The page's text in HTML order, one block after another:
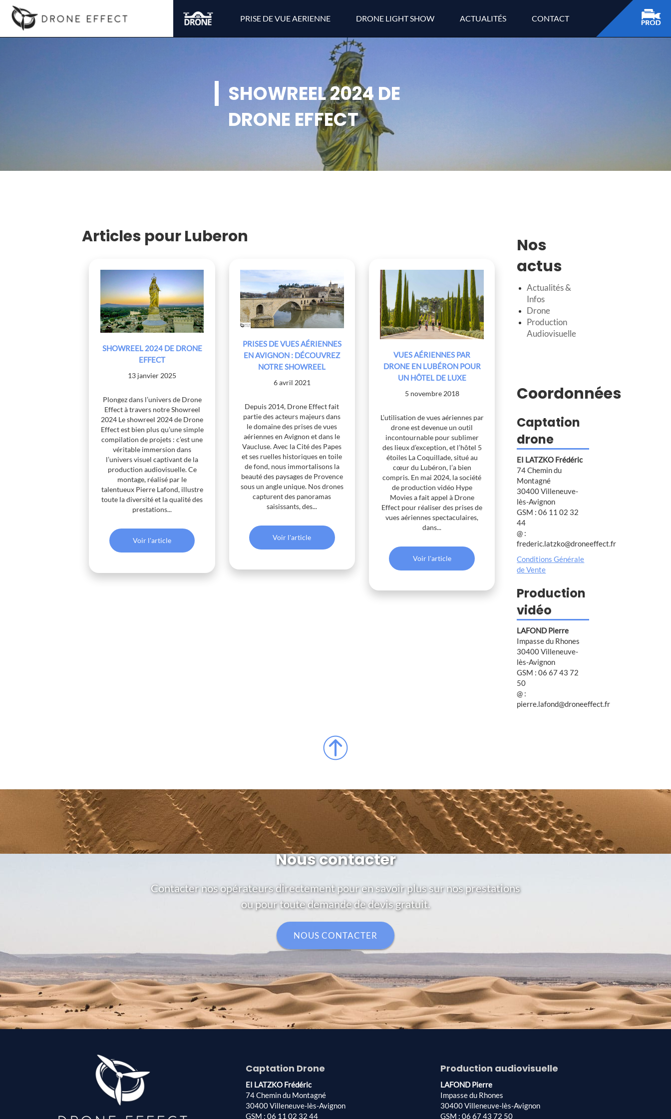
PRISE DE VUE AERIENNE DRONE LIGHT SHOW ACTUALITÉS CONTACT
SHOWREEL 2024 DE
DRONE EFFECT
Articles pour Luberon
SHOWREEL 2024 DE DRONE
EFFECT
13 janvier 2025
Plongez dans l’univers de Drone
Effect à travers notre Showreel
2024 Le showreel 2024 de Drone
Effect est bien plus qu’une simple
compilation de projets : c’est une
véritable immersion dans
l’univers visuel captivant de la
production audiovisuelle. Ce
montage, réalisé par le
talentueux Pierre Lafond, illustre
toute la diversité et la qualité des
prestations...
Voir l'article
PRISES DE VUES AÉRIENNES
EN AVIGNON : DÉCOUVREZ
NOTRE SHOWREEL
6 avril 2021
Depuis 2014, Drone Effect fait
partie des acteurs majeurs dans
le domaine des prises de vues
aériennes en Avignon et dans le
Vaucluse. Avec la Cité des Papes
et ses ruelles historiques en toile
de fond, nous immortalisons la
beauté des paysages de Provence
sous un angle unique. Nos drones
capturent des panoramas
saisissants, des...
Voir l'article
VUES AÉRIENNES PAR
DRONE EN LUBÉRON POUR
UN HÔTEL DE LUXE
5 novembre 2018
L’utilisation de vues aériennes par
drone est devenue un outil
incontournable pour sublimer
des lieux d’exception, et l’hôtel 5
étoiles La Coquillade, situé au
cœur du Lubéron, l’a bien
compris. En mai 2024, la société
de production vidéo Hype
Movies a fait appel à Drone
Effect pour réaliser des prises de
vues aériennes spectaculaires,
dans...
Voir l'article
Nos
actus
Actualités &
Infos
Drone
Production
Audiovisuelle
Coordonnées
Captation
drone
EI LATZKO Frédéric
74 Chemin du
Montagné
30400 Villeneuve-
lès-Avignon
GSM : 06 11 02 32
44
@ :
frederic.latzko@droneeffect.fr
Conditions Générale
de Vente
Production
vidéo
LAFOND Pierre
Impasse du Rhones
30400 Villeneuve-
lès-Avignon
GSM : 06 67 43 72
50
@ :
pierre.lafond@droneeffect.fr
Nous contacter
Contacter nos opérateurs directement pour en savoir plus sur nos prestations
ou pour toute demande de devis gratuit.
NOUS CONTACTER
Captation Drone
EI LATZKO Frédéric
74 Chemin du Montagné
30400 Villeneuve-lès-Avignon
GSM : 06 11 02 32 44
Production audiovisuelle
LAFOND Pierre
Impasse du Rhones
30400 Villeneuve-lès-Avignon
GSM : 06 67 43 72 50